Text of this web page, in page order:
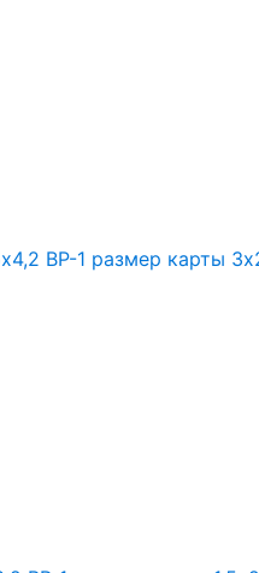
ВР-1 размер карты